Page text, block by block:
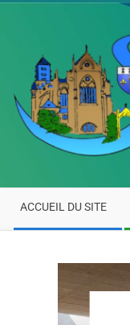
ACCUEIL DU SITE